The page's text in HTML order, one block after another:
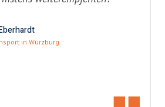
in Würzburg